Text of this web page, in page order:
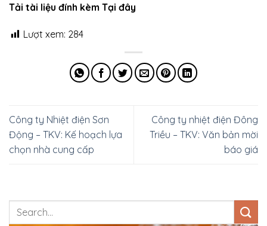
Tải tài liệu đính kèm Tại đây
Lượt xem: 284
Công ty Nhiệt điện Sơn
Động – TKV: Kế hoạch lựa
chọn nhà cung cấp
Công ty nhiệt điện Đông
Triều – TKV: Văn bản mời
báo giá